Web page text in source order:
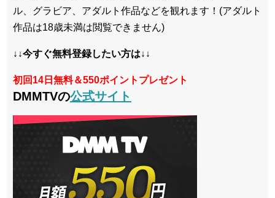
ル、グラビア、アダルト作品などを観れます！(アダルト
作品は18歳未満は閲覧できません)
↓↓今すぐ無料登録したい方は↓↓
初回14日無料＆550ポイントプレゼント
DMMTVの公式サイト